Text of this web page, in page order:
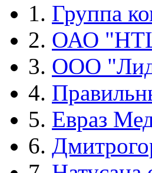
1. Группа
2. ОАО
3. ООО
4.
5. Евраз
6.